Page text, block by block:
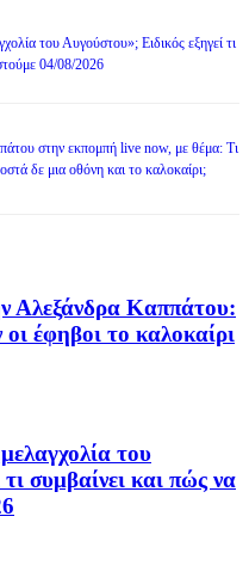
του Αυγούστου»; Ειδικός εξηγεί τι
04/08/2026
στην εκπομπή live now, με θέμα: Τι
δε μια οθόνη και το καλοκαίρι;
Αλεξάνδρα Καππάτου:
έφηβοι το καλοκαίρι
του
συμβαίνει και πώς να